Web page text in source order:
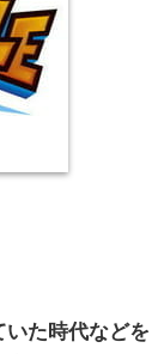
いた時代などを